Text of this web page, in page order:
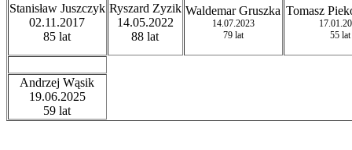
Stanisław Juszczyk
02.11.2017
85 lat
Ryszard Zyzik
14.05.2022
88 lat
Waldemar Gruszka
14.07.2023
79 lat
Tomasz
55 lat
Andrzej Wąsik
19.06.2025
59 lat